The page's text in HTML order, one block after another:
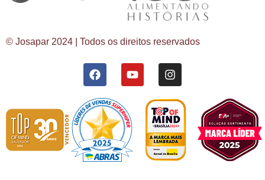
© Josapar 2024 | Todos os direitos reservados